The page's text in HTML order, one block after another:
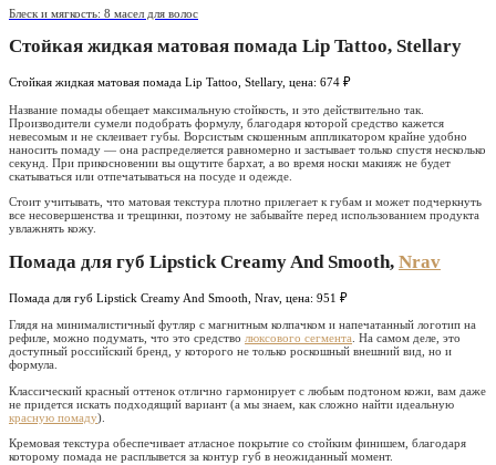
Блеск и мягкость: 8 масел для волос
Стойкая жидкая матовая помада Lip Tattoo, Stellary
Стойкая жидкая матовая помада Lip Tattoo, Stellary, цена: 674 ₽
Название помады обещает максимальную стойкость, и это действительно так.
Производители сумели подобрать формулу, благодаря которой средство кажется
невесомым и не склеивает губы. Ворсистым скошенным аппликатором крайне удобно
наносить помаду — она распределяется равномерно и застывает только спустя несколько
секунд. При прикосновении вы ощутите бархат, а во время носки макияж не будет
скатываться или отпечатываться на посуде и одежде.
Стоит учитывать, что матовая текстура плотно прилегает к губам и может подчеркнуть
все несовершенства и трещинки, поэтому не забывайте перед использованием продукта
увлажнять кожу.
Помада для губ Lipstick Creamy And Smooth, Nrav
Помада для губ Lipstick Creamy And Smooth, Nrav, цена: 951 ₽
Глядя на минималистичный футляр с магнитным колпачком и напечатанный логотип на
рефиле, можно подумать, что это средство люксового сегмента. На самом деле, это
доступный российский бренд, у которого не только роскошный внешний вид, но и
формула.
Классический красный оттенок отлично гармонирует с любым подтоном кожи, вам даже
не придется искать подходящий вариант (а мы знаем, как сложно найти идеальную
красную помаду).
Кремовая текстура обеспечивает атласное покрытие со стойким финишем, благодаря
которому помада не расплывется за контур губ в неожиданный момент.